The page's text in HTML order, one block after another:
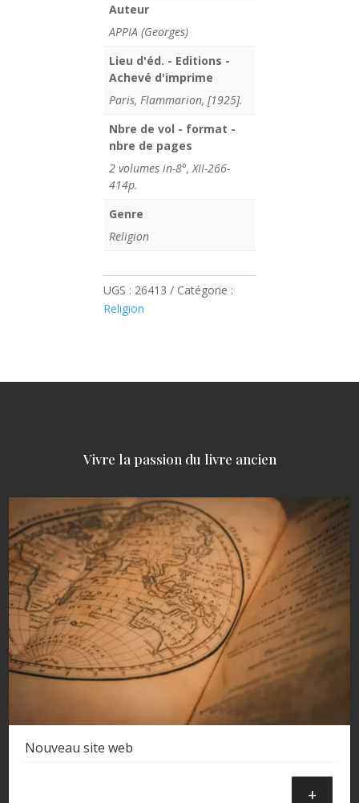
Auteur
APPIA (Georges)
Lieu d'éd. - Editions -
Achevé d'imprime
Paris, Flammarion, [1925].
Nbre de vol - format -
nbre de pages
2 volumes in-8°, XII-266-
414p.
Genre
Religion
UGS : 26413
Catégorie :
Religion
Vivre la passion du livre ancien
Nouveau site web
+